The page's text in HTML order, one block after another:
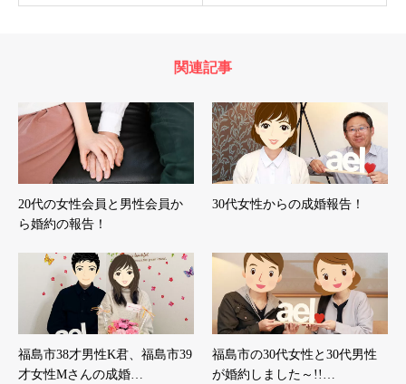
関連記事
20代の女性会員と男性会員か
ら婚約の報告！
30代女性からの成婚報告！
福島市38才男性K君、福島市39
才女性Mさんの成婚…
福島市の30代女性と30代男性
が婚約しました～!!…